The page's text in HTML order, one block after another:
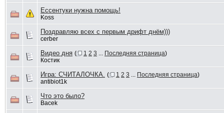
Ессентуки нужна помощь!
Koss
Поздравляю всех с первым дрифт днём)))
cerber
Видео дня ( 1 2 3 ... Последняя страница)
Костик
Игра: СЧИТАЛОЧКА. ( 1 2 3 ... Последняя страница)
antibiot1k
Что это было?
Bacek